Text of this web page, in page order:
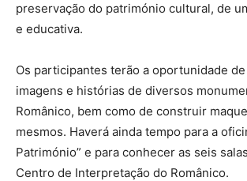
preservação do património cultural, de
e educativa.
Os participantes terão a oportunidade
imagens e histórias de diversos
Românico, bem como de construir
mesmos. Haverá ainda tempo para a
Património” e para conhecer as seis
Centro de Interpretação do Românico.